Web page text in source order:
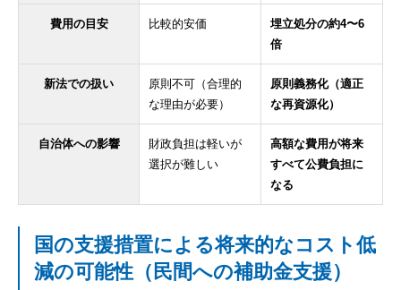
費用の目安 比較的安価
埋立処分の約4〜6
倍
新法での扱い
原則不可（合理的
な理由が必要）
原則義務化（適正
な再資源化）
自治体への影響
財政負担は軽いが
選択が難しい
高額な費用が将来
すべて公費負担に
なる
国の支援措置による将来的なコスト低
減の可能性（民間への補助金支援）